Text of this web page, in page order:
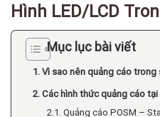
Hình LED/LCD
Mục lục bài viết
1. Vì sao nên quảng cáo trong
2. Các hình thức quảng cáo
2.1. Quảng cáo POSM –